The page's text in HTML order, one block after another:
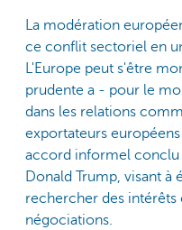
La modération
ce conflit sectoriel en
L'Europe peut s'être
prudente a - pour le
dans les relations
exportateurs
accord informel conclu
Donald Trump, visant
rechercher des intérêts
négociations.